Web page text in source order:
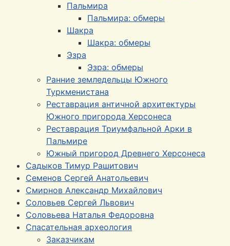
Пальмира
Пальмира: обмеры
Шакра
Шакра: обмеры
Эзра
Эзра: обмеры
Ранние земледельцы Южного
Туркменистана
Реставрация античной архитектуры
Южного пригорода Херсонеса
Реставрация Триумфальной Арки в
Пальмире
Южный пригород Древнего Херсонеса
Садыков Тимур Рашитович
Семенов Сергей Анатольевич
Смирнов Александр Михайлович
Соловьев Сергей Львович
Соловьева Наталья Федоровна
Спасательная археология
Заказчикам